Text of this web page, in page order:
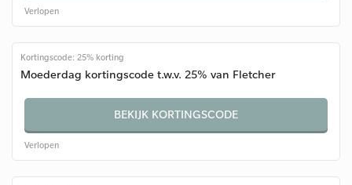
Verlopen
Kortingscode: 25% korting
Moederdag kortingscode t.w.v. 25% van Fletcher
BEKIJK KORTINGSCODE
Verlopen